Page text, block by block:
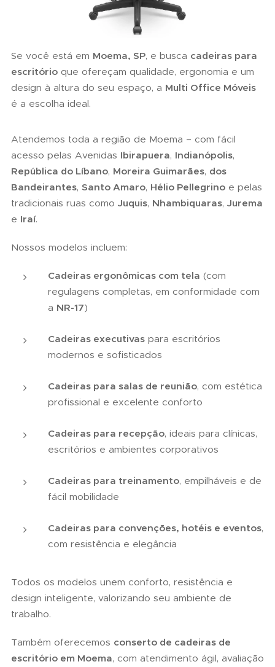
Se você está em Moema, SP, e busca cadeiras para
escritório que ofereçam qualidade, ergonomia e um
design à altura do seu espaço, a Multi Office Móveis
é a escolha ideal.
Atendemos toda a região de Moema – com fácil
acesso pelas Avenidas Ibirapuera, Indianópolis,
República do Líbano, Moreira Guimarães, dos
Bandeirantes, Santo Amaro, Hélio Pellegrino e pelas
tradicionais ruas como Juquis, Nhambiquaras, Jurema
e Iraí.
Nossos modelos incluem:
Cadeiras ergonômicas com tela (com
regulagens completas, em conformidade com
a NR-17)
Cadeiras executivas para escritórios
modernos e sofisticados
Cadeiras para salas de reunião, com estética
profissional e excelente conforto
Cadeiras para recepção, ideais para clínicas,
escritórios e ambientes corporativos
Cadeiras para treinamento, empilháveis e de
fácil mobilidade
Cadeiras para convenções, hotéis e eventos,
com resistência e elegância
Todos os modelos unem conforto, resistência e
design inteligente, valorizando seu ambiente de
trabalho.
Também oferecemos conserto de cadeiras de
escritório em Moema, com atendimento ágil, avaliação